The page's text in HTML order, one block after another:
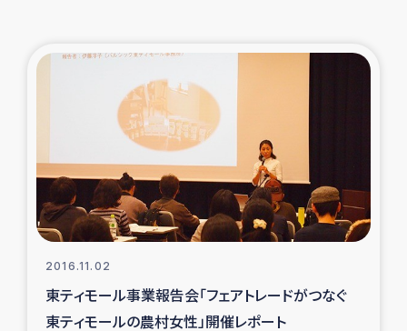
東ティモール豪雨緊急支援
大雨による洪水被災者支援
カカオ生産者支援事業
シリア国内避難民・帰還民の生活再建支援
トルコにおけるシリア難民支援事業
インドネシア中部 スラウェシの地震・津波被災者支援
2016.11.02
東ティモール事業報告会「フェアトレードがつなぐ
東ティモールの農村女性」開催レポート